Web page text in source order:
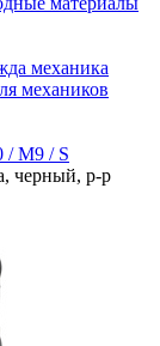
механика
механиков
/ M9 / S
черный, р-р